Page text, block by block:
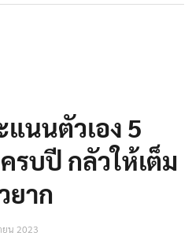
แนนตัวเอง 5
รบปี กลัวให้เต็ม
าก